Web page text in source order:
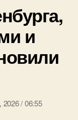
и
2026 / 06:55